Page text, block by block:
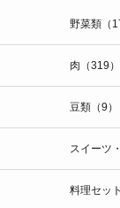
野菜類（
肉（319）
豆類（9）
スイーツ
料理セッ